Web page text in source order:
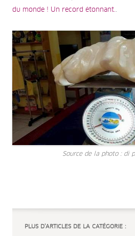
du monde ! Un record étonnant..
Source de la photo : di
PLUS D’ARTICLES DE LA CATÉGORIE :